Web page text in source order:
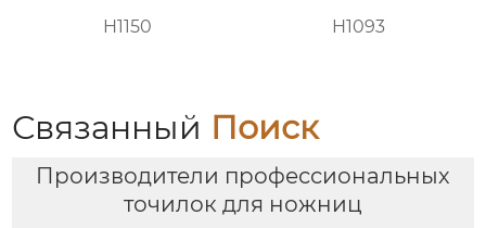
H1150 H1093
Связанный Поиск
Производители профессиональных
точилок для ножниц